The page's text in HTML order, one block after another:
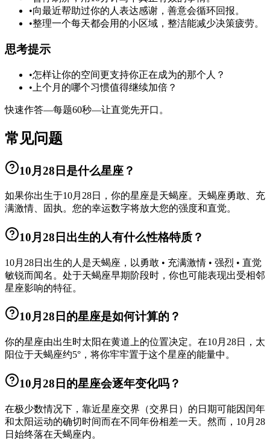
•向最近帮助过你的人表达感谢，善意会循环回报。
•整理一个每天都会用的小区域，整洁能减少决策疲劳。
思考提示
•怎样让你的空间更支持你正在成为的那个人？
• 上个月的哪个习惯值得继续加倍？
快速作答—每题60秒—让直觉先开口。
常见问题
10月28日是什么星座？
如果你出生于10月28日，你的星座是天蝎座。天蝎座勇敢、充
满激情、固执。您的幸运数字将放大您的强度和直觉。
10月28日出生的人有什么性格特质？
10月28日出生的人是天蝎座，以勇敢 • 充满激情 • 强烈 • 直觉
敏锐而闻名。处于天蝎座早期阶段时，你也可能表现出受相邻
星座影响的特征。
10月28日的星座是如何计算的？
你的星座由出生时太阳在黄道上的位置决定。在10月28日，太
阳位于天蝎座约5°，将你牢牢置于这个星座的能量中。
10月28日的星座会逐年变化吗？
在极少数情况下，靠近星座交界（交界日）的日期可能因闰年
和太阳运动的确切时间而在不同年份相差一天。然而，10月28
日始终落在天蝎座内。